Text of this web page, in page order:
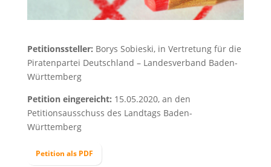
Petitionssteller: Borys Sobieski, in Vertretung für die
Piratenpartei Deutschland – Landesverband Baden-
Württemberg
Petition eingereicht: 15.05.2020, an den
Petitionsausschuss des Landtags Baden-
Württemberg
Petition als PDF